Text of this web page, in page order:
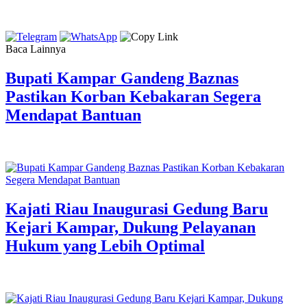
Baca Lainnya
Bupati Kampar Gandeng Baznas
Pastikan Korban Kebakaran Segera
Mendapat Bantuan
Kajati Riau Inaugurasi Gedung Baru
Kejari Kampar, Dukung Pelayanan
Hukum yang Lebih Optimal